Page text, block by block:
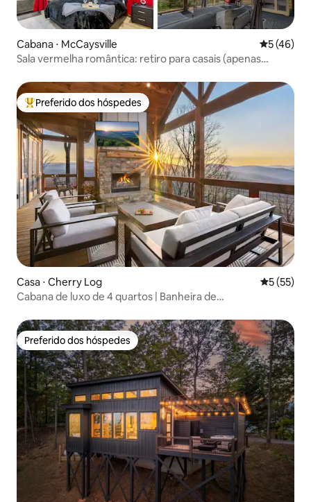
Cabana ⋅ McCaysville 5 de uma
5 (46)
Sala vermelha romântica: retiro para casais (apenas
Entre os melhores preferidos dos hóspedes
Preferido dos hóspedes
Casa ⋅ Cherry Log 5 de uma
5 (55)
Cabana de luxo de 4 quartos | Banheira de
Preferido dos hóspedes
Preferido dos hóspedes